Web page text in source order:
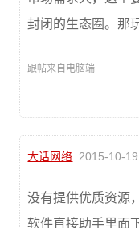
封闭的生态圈。那
跟帖来自电脑端
大话网络 2015-10-
没有提供优质资源
软件直接助手里面